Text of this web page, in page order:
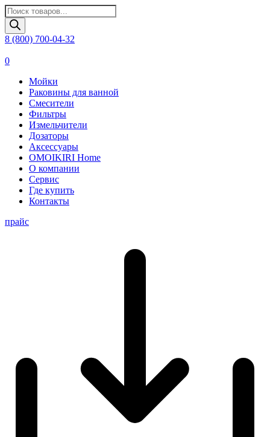
Поиск
товаров
8 (800) 700-04-32
0
Мойки
Раковины для ванной
Смесители
Фильтры
Измельчители
Дозаторы
Аксессуары
OMOIKIRI Home
О компании
Сервис
Где купить
Контакты
прайс